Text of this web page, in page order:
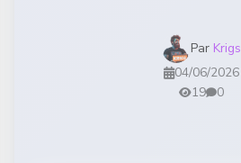
Par Krigs
04/06/2026
19
0